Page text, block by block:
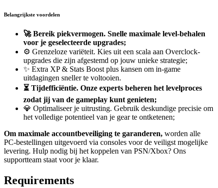
Belangrijkste voordelen
🚀 Bereik piekvermogen. Snelle maximale level-behalen
voor je geselecteerde upgrades;
⚙️ Grenzeloze variëteit. Kies uit een scala aan Overclock-
upgrades die zijn afgestemd op jouw unieke strategie;
✨ Extra XP & Stats Boost plus kansen om in-game
uitdagingen sneller te voltooien.
⏳ Tijdefficiëntie. Onze experts beheren het levelproces
zodat jij van de gameplay kunt genieten;
💎 Optimaliseer je uitrusting. Gebruik deskundige precisie om
het volledige potentieel van je gear te ontketenen;
Om maximale accountbeveiliging te garanderen, worden alle
PC-bestellingen uitgevoerd via consoles voor de veiligst mogelijke
levering. Hulp nodig bij het koppelen van PSN/Xbox? Ons
supportteam staat voor je klaar.
Requirements